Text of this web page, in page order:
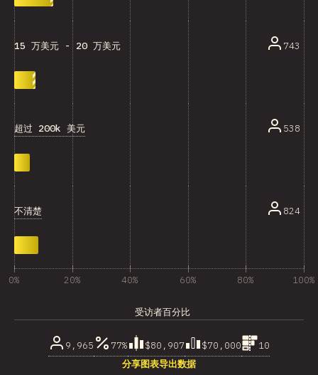
15 万美元 - 20 万美元 743
超过 200k 美元 538
不清楚 824
0% 20% 40% 60% 80% 100%
受访者百分比
9,965 77% $80,907 $70,000
10
分享图表导出数据